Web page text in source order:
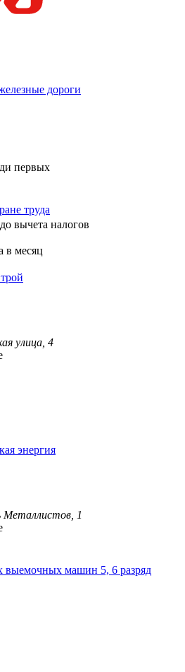
дороги
первых
труда
до вычета налогов
в месяц
улица, 4
энергия
Металлистов, 1
машин 5, 6 разряд